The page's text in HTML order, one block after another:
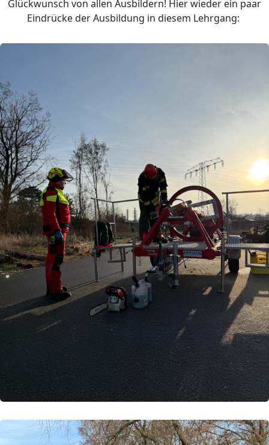
Glückwunsch von allen Ausbildern! Hier wieder ein paar
Eindrücke der Ausbildung in diesem Lehrgang: